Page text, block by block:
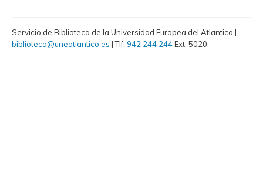
Servicio de Biblioteca de la Universidad Europea del Atlantico |
biblioteca@uneatlantico.es | Tlf: 942 244 244Ext. 5020